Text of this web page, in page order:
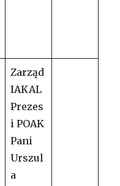
Zarząd
IAKAL
Prezes
i POAK
Pani
Urszul
a